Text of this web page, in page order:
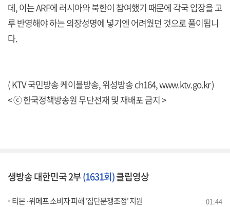
데, 이는 ARF에 러시아와 북한이 참여했기 때문에 각국 입장을 고
루 반영해야 하는 의장성명에 넣기엔 어려웠던 것으로 풀이됩니
다.
( KTV 국민방송 케이블방송, 위성방송 ch164,www.ktv.go.kr)
< ⓒ 한국정책방송원 무단전재 및 재배포 금지 >
생방송 대한민국 2부(1631회)클립영상
티몬·위메프 소비자 피해 '집단분쟁조정' 지원 01:44